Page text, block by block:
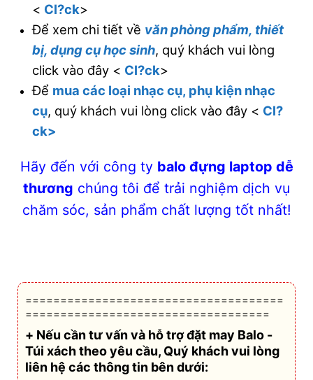
< Cl?ck>
Để xem chi tiết về văn phòng phẩm, thiết
bị, dụng cụ học sinh, quý khách vui lòng
click vào đây < Cl?ck>
Để mua các loại nhạc cụ, phụ kiện nhạc
cụ, quý khách vui lòng click vào đây < Cl?
ck>
Hãy đến với công ty balo đựng laptop dễ
thương chúng tôi để trải nghiệm dịch vụ
chăm sóc, sản phẩm chất lượng tốt nhất!
=====================================
===================================
+ Nếu cần tư vấn và hỗ trợđặt may Balo -
Túi xách theo yêu cầu, Quý khách vui lòng
liên hệ các thông tin bên dưới: